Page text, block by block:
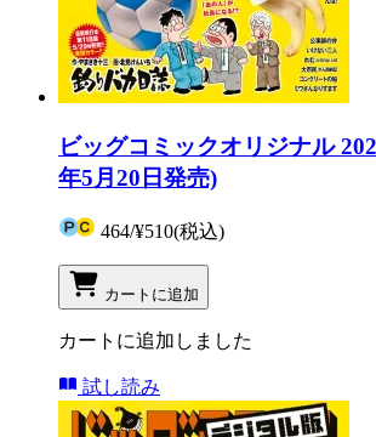
ビッグコミックオリジナル
年5月20日発売)
464/¥510(税込)
カートに追加
カートに追加しました
試し読み